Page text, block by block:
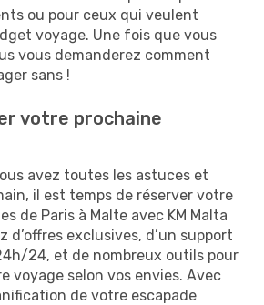
ou pour ceux qui veulent
voyage. Une fois que vous
vous demanderez comment
sans !
votre prochaine
avez toutes les astuces et
il est temps de réserver votre
de Paris à Malte avec KM Malta
d’offres exclusives, d’un support
24, et de nombreux outils pour
voyage selon vos envies. Avec
de votre escapade